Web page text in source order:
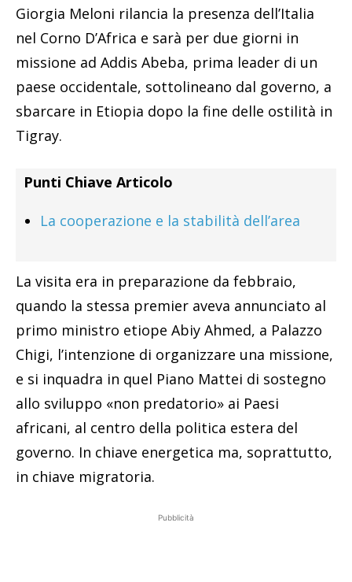
Giorgia Meloni rilancia la presenza dell’Italia
nel Corno D’Africa e sarà per due giorni in
missione ad Addis Abeba, prima leader di un
paese occidentale, sottolineano dal governo, a
sbarcare in Etiopia dopo la fine delle ostilità in
Tigray.
Punti Chiave Articolo
La cooperazione e la stabilità dell’area
La visita era in preparazione da febbraio,
quando la stessa premier aveva annunciato al
primo ministro etiope Abiy Ahmed, a Palazzo
Chigi, l’intenzione di organizzare una missione,
e si inquadra in quel Piano Mattei di sostegno
allo sviluppo «non predatorio» ai Paesi
africani, al centro della politica estera del
governo. In chiave energetica ma, soprattutto,
in chiave migratoria.
Pubblicità